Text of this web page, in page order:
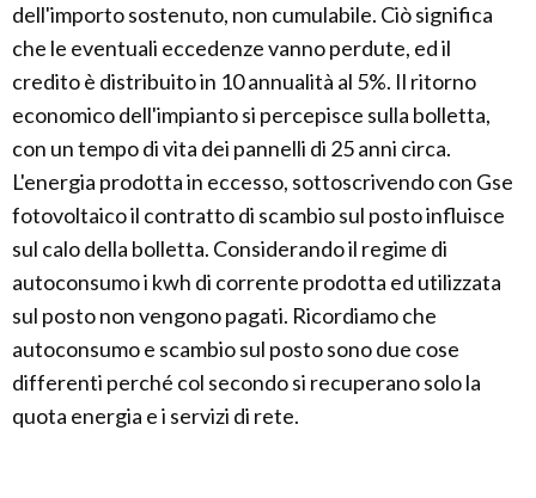
dell'importo sostenuto, non cumulabile. Ciò significa
che le eventuali eccedenze vanno perdute, ed il
credito è distribuito in 10 annualità al 5%. Il ritorno
economico dell'impianto si percepisce sulla bolletta,
con un tempo di vita dei pannelli di 25 anni circa.
L'energia prodotta in eccesso, sottoscrivendo con Gse
fotovoltaico il contratto di scambio sul posto influisce
sul calo della bolletta. Considerando il regime di
autoconsumo i kwh di corrente prodotta ed utilizzata
sul posto non vengono pagati. Ricordiamo che
autoconsumo e scambio sul posto sono due cose
differenti perché col secondo si recuperano solo la
quota energia e i servizi di rete.